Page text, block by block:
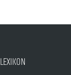
LEXIKON